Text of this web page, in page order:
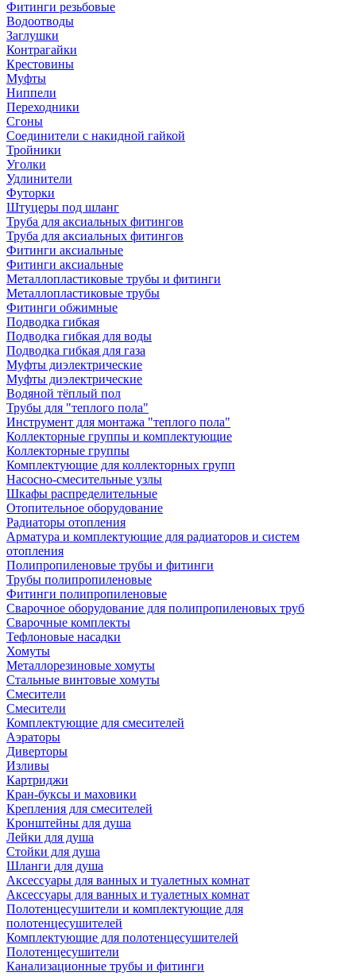
Фитинги резьбовые
Водоотводы
Заглушки
Контрагайки
Крестовины
Муфты
Ниппели
Переходники
Сгоны
Соединители с накидной гайкой
Тройники
Уголки
Удлинители
Футорки
Штуцеры под шланг
Труба для аксиальных фитингов
Труба для аксиальных фитингов
Фитинги аксиальные
Фитинги аксиальные
Металлопластиковые трубы и фитинги
Металлопластиковые трубы
Фитинги обжимные
Подводка гибкая
Подводка гибкая для воды
Подводка гибкая для газа
Муфты диэлектрические
Муфты диэлектрические
Водяной тёплый пол
Трубы для "теплого пола"
Инструмент для монтажа "теплого пола"
Коллекторные группы и комплектующие
Коллекторные группы
Комплектующие для коллекторных групп
Насосно-смесительные узлы
Шкафы распределительные
Отопительное оборудование
Радиаторы отопления
Арматура и комплектующие для радиаторов и систем
отопления
Полипропиленовые трубы и фитинги
Трубы полипропиленовые
Фитинги полипропиленовые
Сварочное оборудование для полипропиленовых труб
Сварочные комплекты
Тефлоновые насадки
Хомуты
Металлорезиновые хомуты
Стальные винтовые хомуты
Смесители
Смесители
Комплектующие для смесителей
Аэраторы
Диверторы
Изливы
Картриджи
Кран-буксы и маховики
Крепления для смесителей
Кронштейны для душа
Лейки для душа
Стойки для душа
Шланги для душа
Аксессуары для ванных и туалетных комнат
Аксессуары для ванных и туалетных комнат
Полотенцесушители и комплектующие для
полотенцесушителей
Комплектующие для полотенцесушителей
Полотенцесушители
Канализационные трубы и фитинги